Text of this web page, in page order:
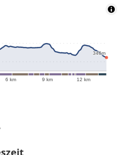
6 km 9 km 12 km
346m